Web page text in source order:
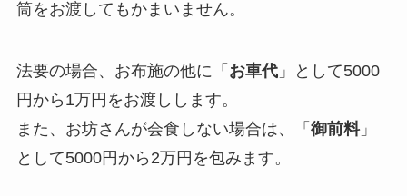
筒をお渡してもかまいません。
法要の場合、お布施の他に「 お車代」として5000
円から1万円をお渡しします。
また、お坊さんが会食しない場合は、「 御前料」
として5000円から2万円を包みます。